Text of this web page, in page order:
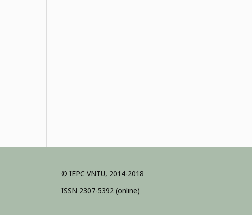
© IEPC VNTU, 2014-2018
ISSN 2307-5392 (online)